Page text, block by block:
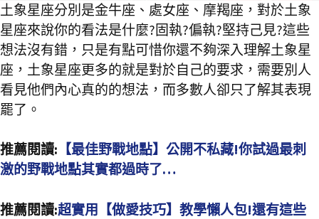
土象星座分別是金牛座、處女座、摩羯座，對於土象
星座來說你的看法是什麼?固執?偏執?堅持己見?這些
想法沒有錯，只是有點可惜你還不夠深入理解土象星
座，土象星座更多的就是對於自己的要求，需要別人
看見他們內心真的的想法，而多數人卻只了解其表現
罷了。
推薦閱讀: 【最佳野戰地點】公開不私藏!你試過最刺
激的野戰地點其實都過時了…
推薦閱讀:超實用【做愛技巧】教學懶人包!還有這些